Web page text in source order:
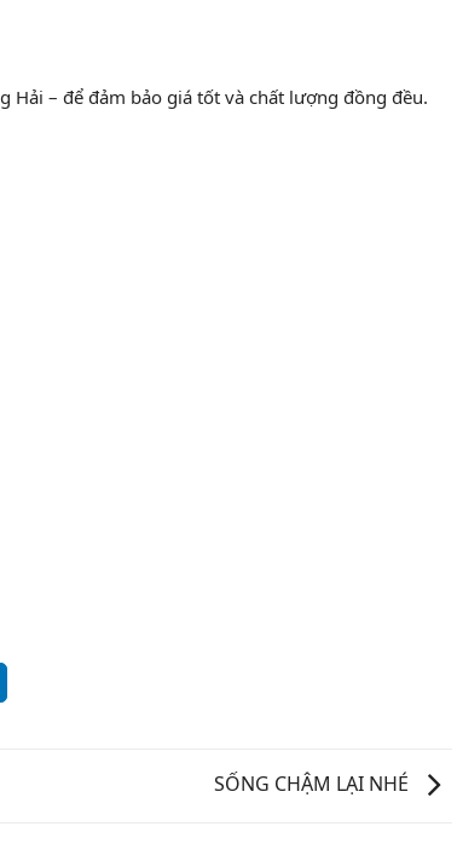
– để đảm bảo giá tốt và chất lượng đồng đều.
SỐNG CHẬM LẠI NHÉ